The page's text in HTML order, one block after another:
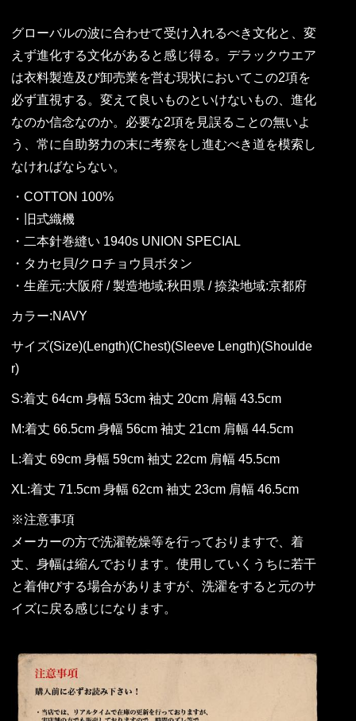
グローバルの波に合わせて受け入れるべき文化と、変
えず進化する文化があると感じ得る。デラックウエア
は衣料製造及び卸売業を営む現状においてこの2項を
必ず直視する。変えて良いものといけないもの、進化
なのか信念なのか。必要な2項を見誤ることの無いよ
う、常に自助努力の末に考察をし進むべき道を模索し
なければならない。
・COTTON 100%
・旧式織機
・二本針巻縫い 1940s UNION SPECIAL
・タカセ貝/クロチョウ貝ボタン
・生産元:大阪府 / 製造地域:秋田県 / 捺染地域:京都府
カラー:NAVY
サイズ(Size)(Length)(Chest)(Sleeve Length)(Shoulde
r)
S:着丈 64cm 身幅 53cm 袖丈 20cm 肩幅 43.5cm
M:着丈 66.5cm 身幅 56cm 袖丈 21cm 肩幅 44.5cm
L:着丈 69cm 身幅 59cm 袖丈 22cm 肩幅 45.5cm
XL:着丈 71.5cm 身幅 62cm 袖丈 23cm 肩幅 46.5cm
※注意事項
メーカーの方で洗濯乾燥等を行っておりますで、着
丈、身幅は縮んでおります。使用していくうちに若干
と着伸びする場合がありますが、洗濯をすると元のサ
イズに戻る感じになります。